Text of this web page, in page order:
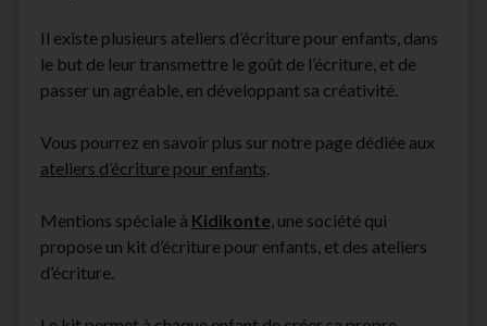
Il existe plusieurs ateliers d’écriture pour enfants, dans
le but de leur transmettre le goût de l’écriture, et de
passer un agréable, en développant sa créativité.
Vous pourrez en savoir plus sur notre page dédiée aux
ateliers d’écriture pour enfants.
Mentions spéciale à Kidikonte, une société qui
propose un kit d’écriture pour enfants, et des ateliers
d’écriture.